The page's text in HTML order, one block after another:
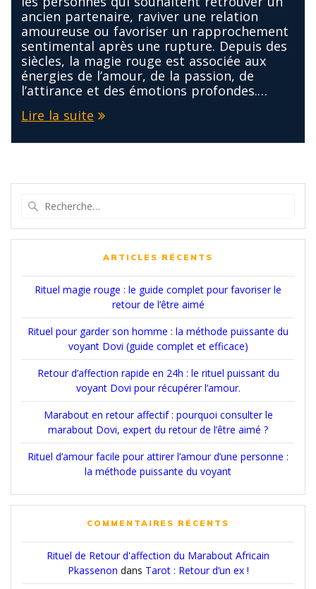
ancien partenaire, raviver une relation
amoureuse ou favoriser un rapprochement
sentimental après une rupture. Depuis des
siècles, la magie rouge est associée aux
énergies de l’amour, de la passion, de
l’attirance et des émotions profondes.…
Lire la suite
:
ARTICLES RÉCENTS
Rituel magie rouge : le guide complet pour favoriser le
retour de l’être aimé
Rituel pour garder son homme : la méthode puissante du
voyant Dovi (guide complet et efficace)
Retour d’affection rapide en 24h : le rituel puissant du
voyant Dovi pour récupérer l’amour.
Marabout en retour affectif : pourquoi consulter le
marabout Dovi, expert du retour de l’être aimé ?
Rituel d’amour facile pour attirer l’amour d’une personne :
la méthode puissante du voyant
COMMENTAIRES RÉCENTS
Rituel de Retour d'affection du Marabout Africain
Pkassenon dans Tarot : Retour d’un ex !